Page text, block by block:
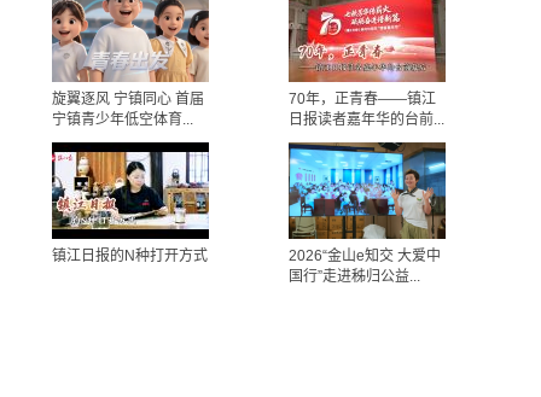
旋翼逐风 宁镇同心 首届
宁镇青少年低空体育...
70年，正青春——镇江
日报读者嘉年华的台前...
镇江日报的N种打开方式
2026“金山e知交 大爱中
国行”走进秭归公益...